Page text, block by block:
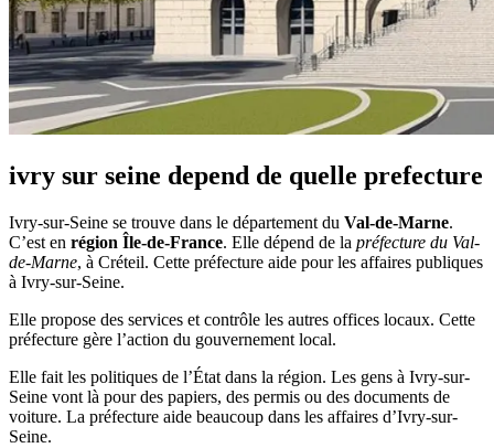
ivry sur seine depend de quelle prefecture
Ivry-sur-Seine se trouve dans le département du Val-de-Marne.
C’est en région Île-de-France. Elle dépend de la préfecture du Val-
de-Marne, à Créteil. Cette préfecture aide pour les affaires publiques
à Ivry-sur-Seine.
Elle propose des services et contrôle les autres offices locaux. Cette
préfecture gère l’action du gouvernement local.
Elle fait les politiques de l’État dans la région. Les gens à Ivry-sur-
Seine vont là pour des papiers, des permis ou des documents de
voiture. La préfecture aide beaucoup dans les affaires d’Ivry-sur-
Seine.